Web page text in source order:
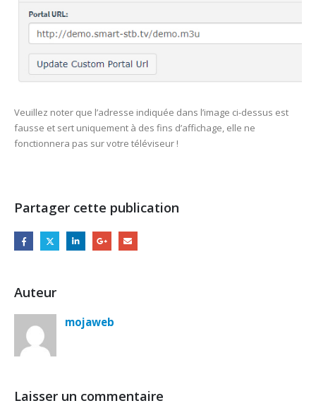
Veuillez noter que l’adresse indiquée dans l’image ci-dessus est
fausse et sert uniquement à des fins d’affichage, elle ne
fonctionnera pas sur votre téléviseur !
Partager cette publication
Auteur
mojaweb
Laisser un commentaire